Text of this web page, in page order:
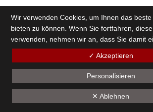
Wir verwenden Cookies, um Ihnen das
bieten zu können. Wenn Sie fortfahren,
verwenden, nehmen wir an, dass Sie damit
✓ Akzeptieren
Personalisieren
✕ Ablehnen